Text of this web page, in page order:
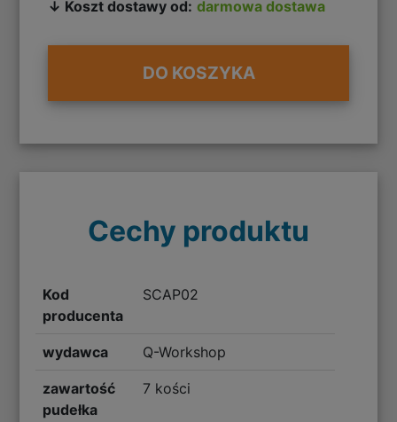
↓ Koszt dostawy od: darmowa dostawa
DO KOSZYKA
Cechy produktu
Kod
producenta
SCAP02
wydawca Q-Workshop
zawartość
pudełka
7 kości